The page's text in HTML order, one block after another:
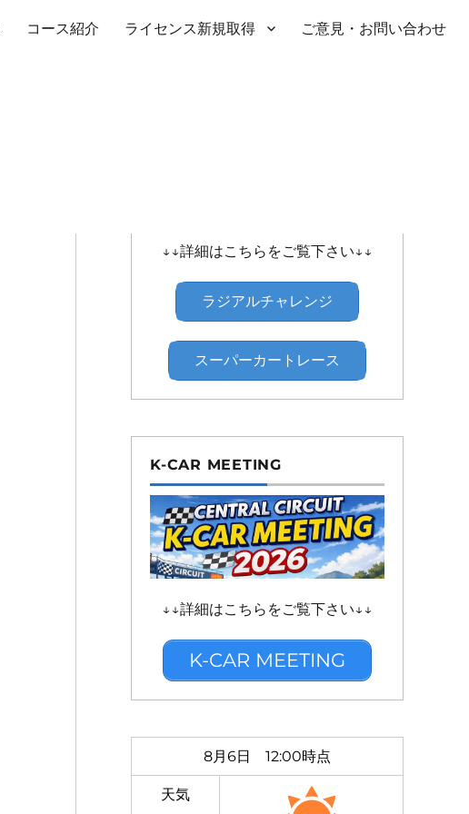
コース紹介 ライセンス新規取得 ご意見・お問い合わせ
↓↓詳細はこちらをご覧下さい↓↓
ラジアルチャレンジ
スーパーカートレース
K-CAR MEETING
↓↓詳細はこちらをご覧下さい↓↓
K-CAR MEETING
8月6日 12:00時点
天気